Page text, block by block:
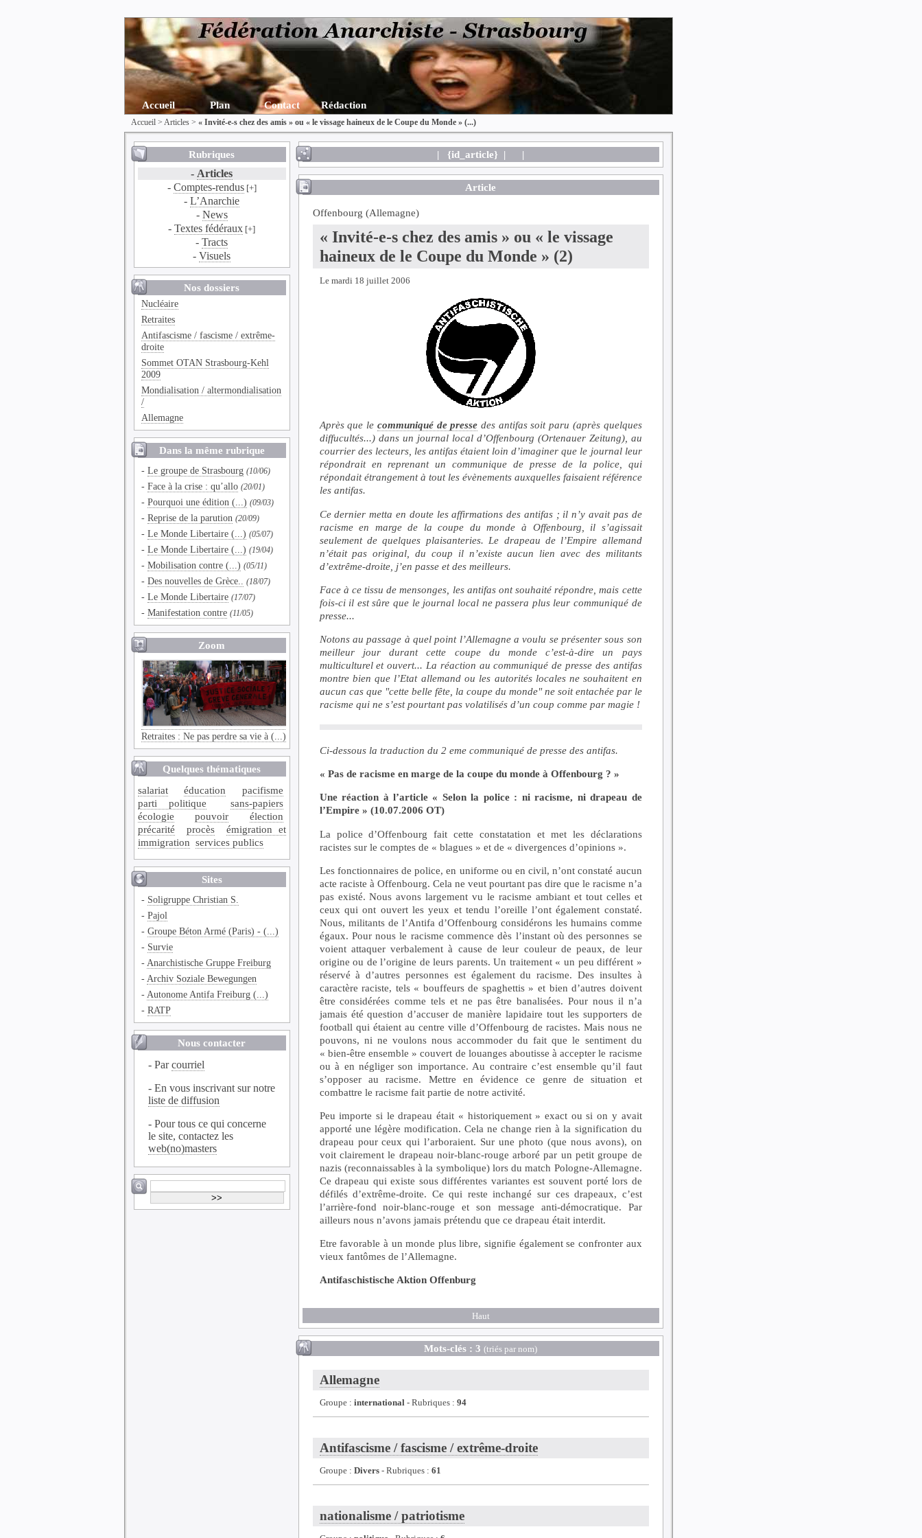
Accueil Plan Contact Rédaction
Accueil> Articles> « Invité-e-s chez des amis » ou « le vissage haineux de le Coupe du Monde » (...)
Rubriques
- Articles
- Comptes-rendus[+]
-L’Anarchie
- News
-Textes fédéraux [+]
-Tracts
-Visuels
Nos dossiers
Nucléaire
Retraites
Antifascisme / fascisme / extrême-
droite
Sommet OTAN Strasbourg-Kehl
2009
Mondialisation / altermondialisation
/
Allemagne
Dans la même rubrique
- Le groupe de Strasbourg (10/06)
- Face à la crise : qu’allo (20/01)
- Pourquoi une édition (...) (09/03)
- Reprise de la parution (20/09)
- Le Monde Libertaire (...) (05/07)
- Le Monde Libertaire (...) (19/04)
- Mobilisation contre (...) (05/11)
- Des nouvelles de Grèce.. (18/07)
- Le Monde Libertaire (17/07)
- Manifestation contre (11/05)
Zoom
Retraites : Ne pas perdre sa vie à (...)
Quelques thématiques
salariat
éducation
pacifisme
parti politique
sans-papiers
écologie
pouvoir
élection
précarité
procès
émigration et
immigration services publics
Sites
- Soligruppe Christian S.
- Pajol
- Groupe Béton Armé (Paris) - (...)
- Survie
- Anarchistische Gruppe Freiburg
- Archiv Soziale Bewegungen
- Autonome Antifa Freiburg (...)
- RATP
Nous contacter
- Parcourriel
- En vous inscrivant sur notre
liste de diffusion
- Pour tous ce qui concerne
le site, contactez les
web(no)masters
| {id_article} | |
Article
Offenbourg (Allemagne)
« Invité-e-s chez des amis » ou « le vissage
haineux de le Coupe du Monde » (2)
Le mardi 18 juillet 2006
Après que le communiqué de presse des antifas soit paru (après quelques
diffucultés...) dans un journal local d’Offenbourg (Ortenauer Zeitung), au
courrier des lecteurs, les antifas étaient loin d’imaginer que le journal leur
répondrait en reprenant un communique de presse de la police, qui
répondait étrangement à tout les évènements auxquelles faisaient référence
les antifas.
Ce dernier metta en doute les affirmations des antifas ; il n’y avait pas de
racisme en marge de la coupe du monde à Offenbourg, il s’agissait
seulement de quelques plaisanteries. Le drapeau de l’Empire allemand
n’était pas original, du coup il n’existe aucun lien avec des militants
d’extrême-droite, j’en passe et des meilleurs.
Face à ce tissu de mensonges, les antifas ont souhaité répondre, mais cette
fois-ci il est sûre que le journal local ne passera plus leur communiqué de
presse...
Notons au passage à quel point l’Allemagne a voulu se présenter sous son
meilleur jour durant cette coupe du monde c’est-à-dire un pays
multiculturel et ouvert... La réaction au communiqué de presse des antifas
montre bien que l’Etat allemand ou les autorités locales ne souhaitent en
aucun cas que "cette belle fête, la coupe du monde" ne soit entachée par le
racisme qui ne s’est pourtant pas volatilisés d’un coup comme par magie !
Ci-dessous la traduction du 2 eme communiqué de presse des antifas.
« Pas de racisme en marge de la coupe du monde à Offenbourg ? »
Une réaction à l’article « Selon la police : ni racisme, ni drapeau de
l’Empire » (10.07.2006 OT)
La police d’Offenbourg fait cette constatation et met les déclarations
racistes sur le comptes de « blagues » et de « divergences d’opinions ».
Les fonctionnaires de police, en uniforme ou en civil, n’ont constaté aucun
acte raciste à Offenbourg. Cela ne veut pourtant pas dire que le racisme n’a
pas existé. Nous avons largement vu le racisme ambiant et tout celles et
ceux qui ont ouvert les yeux et tendu l’oreille l’ont également constaté.
Nous, militants de l’Antifa d’Offenbourg considérons les humains comme
égaux. Pour nous le racisme commence dès l’instant où des personnes se
voient attaquer verbalement à cause de leur couleur de peaux, de leur
origine ou de l’origine de leurs parents. Un traitement « un peu différent »
réservé à d’autres personnes est également du racisme. Des insultes à
caractère raciste, tels « bouffeurs de spaghettis » et bien d’autres doivent
être considérées comme tels et ne pas être banalisées. Pour nous il n’a
jamais été question d’accuser de manière lapidaire tout les supporters de
football qui étaient au centre ville d’Offenbourg de racistes. Mais nous ne
pouvons, ni ne voulons nous accommoder du fait que le sentiment du
« bien-être ensemble » couvert de louanges aboutisse à accepter le racisme
ou à en négliger son importance. Au contraire c’est ensemble qu’il faut
s’opposer au racisme. Mettre en évidence ce genre de situation et
combattre le racisme fait partie de notre activité.
Peu importe si le drapeau était « historiquement » exact ou si on y avait
apporté une légère modification. Cela ne change rien à la signification du
drapeau pour ceux qui l’arboraient. Sur une photo (que nous avons), on
voit clairement le drapeau noir-blanc-rouge arboré par un petit groupe de
nazis (reconnaissables à la symbolique) lors du match Pologne-Allemagne.
Ce drapeau qui existe sous différentes variantes est souvent porté lors de
défilés d’extrême-droite. Ce qui reste inchangé sur ces drapeaux, c’est
l’arrière-fond noir-blanc-rouge et son message anti-démocratique. Par
ailleurs nous n’avons jamais prétendu que ce drapeau était interdit.
Etre favorable à un monde plus libre, signifie également se confronter aux
vieux fantômes de l’Allemagne.
Antifaschistische Aktion Offenburg
Haut
Mots-clés : 3(triés par nom)
Allemagne
Groupe : international - Rubriques : 94
Antifascisme / fascisme / extrême-droite
Groupe : Divers - Rubriques : 61
nationalisme / patriotisme